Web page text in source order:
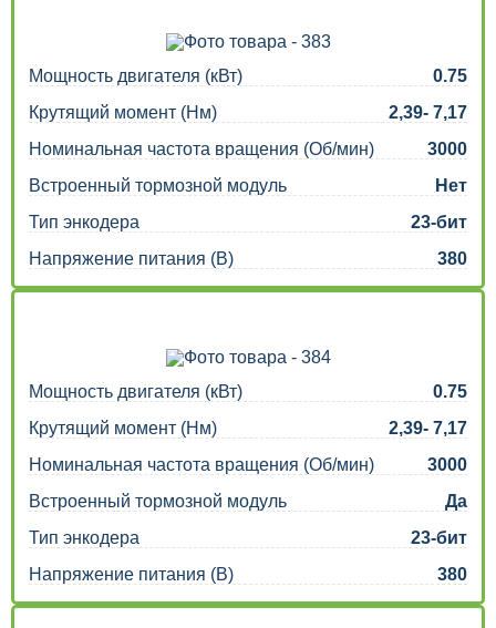
Мощность двигателя (кВт)
0.75
Крутящий момент (Нм)
2,39- 7,17
Номинальная частота вращения (Об/мин)
3000
Встроенный тормозной модуль
Нет
Тип энкодера
23-бит
Напряжение питания (В)
380
Мощность двигателя (кВт)
0.75
Крутящий момент (Нм)
2,39- 7,17
Номинальная частота вращения (Об/мин)
3000
Встроенный тормозной модуль
Да
Тип энкодера
23-бит
Напряжение питания (В)
380